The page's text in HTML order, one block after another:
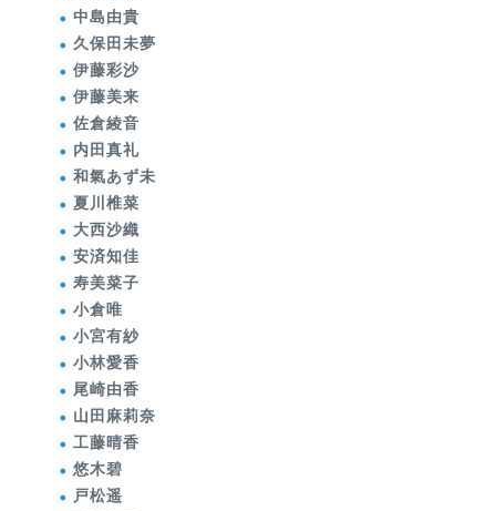
中島由貴
久保田未夢
伊藤彩沙
伊藤美来
佐倉綾音
内田真礼
和氣あず未
夏川椎菜
大西沙織
安済知佳
寿美菜子
小倉唯
小宮有紗
小林愛香
尾崎由香
山田麻莉奈
工藤晴香
悠木碧
戸松遥